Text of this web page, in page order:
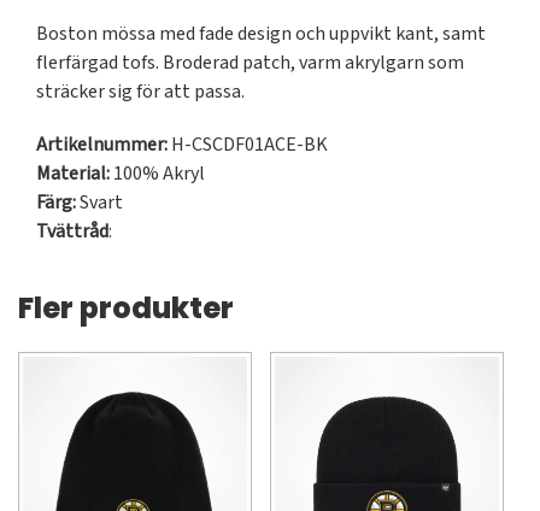
Boston mössa med fade design och uppvikt kant, samt
flerfärgad tofs. Broderad patch, varm akrylgarn som
sträcker sig för att passa.
Artikelnummer:H-CSCDF01ACE-BK
Material:100% Akryl
Färg:Svart
Tvättråd:
Fler produkter